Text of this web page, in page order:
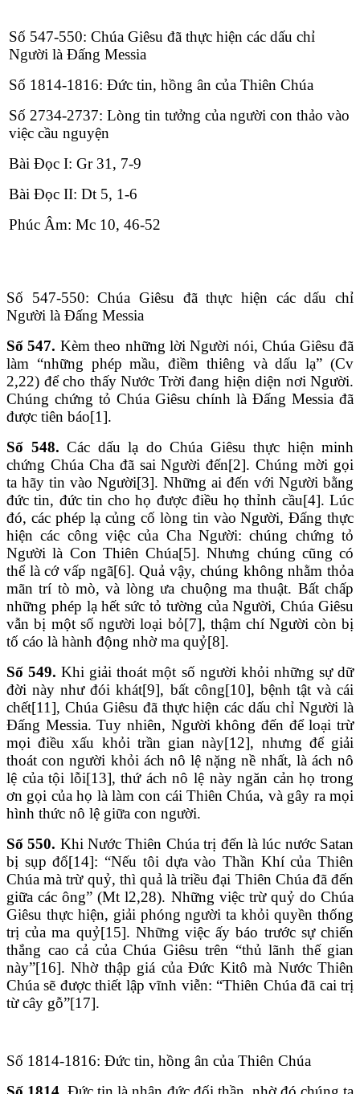
Số 547-550: Chúa Giêsu đã thực hiện các dấu chỉ
Người là Đấng Messia
Số 1814-1816: Đức tin, hồng ân của Thiên Chúa
Số 2734-2737: Lòng tin tưởng của người con thảo vào
việc cầu nguyện
Bài Ðọc I: Gr 31, 7-9
Bài Ðọc II: Dt 5, 1-6
Phúc Âm: Mc 10, 46-52
Số 547-550: Chúa Giêsu đã thực hiện các dấu chỉ
Người là Đấng Messia
Số 547. Kèm theo những lời Người nói, Chúa Giêsu đã
làm “những phép mầu, điềm thiêng và dấu lạ” (Cv
2,22) để cho thấy Nước Trời đang hiện diện nơi Người.
Chúng chứng tỏ Chúa Giêsu chính là Đấng Messia đã
được tiên báo[1].
Số 548. Các dấu lạ do Chúa Giêsu thực hiện minh
chứng Chúa Cha đã sai Người đến[2]. Chúng mời gọi
ta hãy tin vào Người[3]. Những ai đến với Người bằng
đức tin, đức tin cho họ được điều họ thỉnh cầu[4]. Lúc
đó, các phép lạ củng cố lòng tin vào Người, Đấng thực
hiện các công việc của Cha Người: chúng chứng tỏ
Người là Con Thiên Chúa[5]. Nhưng chúng cũng có
thể là cớ vấp ngã[6]. Quả vậy, chúng không nhằm thỏa
mãn trí tò mò, và lòng ưa chuộng ma thuật. Bất chấp
những phép lạ hết sức tỏ tường của Người, Chúa Giêsu
vẫn bị một số người loại bỏ[7], thậm chí Người còn bị
tố cáo là hành động nhờ ma quỷ[8].
Số 549. Khi giải thoát một số người khỏi những sự dữ
đời này như đói khát[9], bất công[10], bệnh tật và cái
chết[11], Chúa Giêsu đã thực hiện các dấu chỉ Người là
Đấng Messia. Tuy nhiên, Người không đến để loại trừ
mọi điều xấu khỏi trần gian này[12], nhưng để giải
thoát con người khỏi ách nô lệ nặng nề nhất, là ách nô
lệ của tội lỗi[13], thứ ách nô lệ này ngăn cản họ trong
ơn gọi của họ là làm con cái Thiên Chúa, và gây ra mọi
hình thức nô lệ giữa con người.
Số 550. Khi Nước Thiên Chúa trị đến là lúc nước Satan
bị sụp đổ[14]: “Nếu tôi dựa vào Thần Khí của Thiên
Chúa mà trừ quỷ, thì quả là triều đại Thiên Chúa đã đến
giữa các ông” (Mt l2,28). Những việc trừ quỷ do Chúa
Giêsu thực hiện, giải phóng người ta khỏi quyền thống
trị của ma quỷ[15]. Những việc ấy báo trước sự chiến
thắng cao cả của Chúa Giêsu trên “thủ lãnh thế gian
này”[16]. Nhờ thập giá của Đức Kitô mà Nước Thiên
Chúa sẽ được thiết lập vĩnh viễn: “Thiên Chúa đã cai trị
từ cây gỗ”[17].
Số 1814-1816: Đức tin, hồng ân của Thiên Chúa